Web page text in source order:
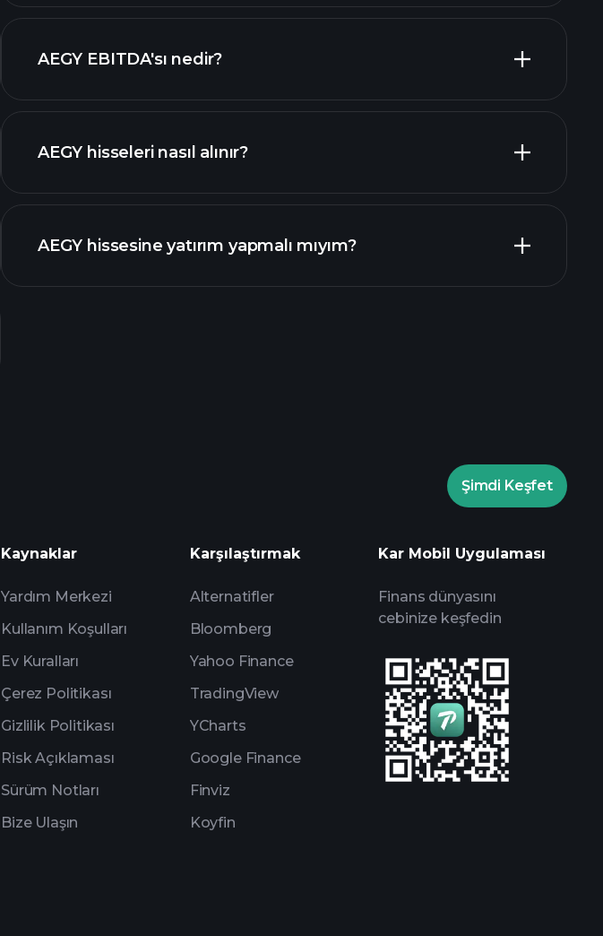
en büyük işverenler
AEGY EBITDA'sı nedir?
mali raporlar
AEGY hisseleri nasıl alınır?
AEGY hissesine yatırım yapmalı mıyım?
Playtrade Turnuvalarında
yapay zeka destekli günlük piyasa
Watchlist'leri
Milyarder Portföylerini
Şimdi Keşfet
Kaynaklar
Yardım Merkezi
Kullanım Koşulları
Ev Kuralları
Çerez Politikası
Gizlilik Politikası
Risk Açıklaması
Sürüm Notları
Bize Ulaşın
Karşılaştırmak
Alternatifler
Bloomberg
Yahoo Finance
TradingView
YCharts
Google Finance
Finviz
Koyfin
Kar Mobil Uygulaması
Finans dünyasını
cebinize keşfedin